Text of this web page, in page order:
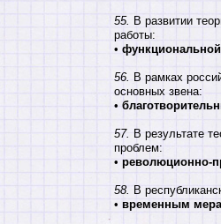
55. В развитии
работы:
• функциональной
56. В рамках
основных звена:
•
57. В результате
проблем:
• революционно-
58. В
• временным